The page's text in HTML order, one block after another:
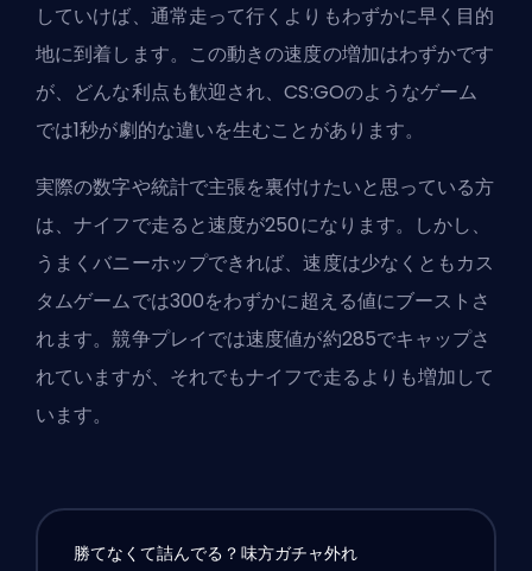
していけば、通常走って行くよりもわずかに早く目的
地に到着します。この動きの速度の増加はわずかです
が、どんな利点も歓迎され、CS:GOのようなゲーム
では1秒が劇的な違いを生むことがあります。
実際の数字や統計で主張を裏付けたいと思っている方
は、ナイフで走ると速度が250になります。しかし、
うまくバニーホップできれば、速度は少なくともカス
タムゲームでは300をわずかに超える値にブーストさ
れます。競争プレイでは速度値が約285でキャップさ
れていますが、それでもナイフで走るよりも増加して
います。
勝てなくて詰んでる？味方ガチャ外れ